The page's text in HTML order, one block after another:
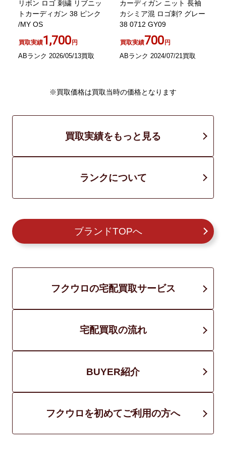
リボン ロゴ 刺繍 リブニッ
トカーディガン 38 ピンク
/MY OS
買取実績1,700円
ABランク 2026/05/13買取
カーディガン ニット 長袖
カシミア混 ロゴ刺? グレー
38 0712 GY09
買取実績700円
ABランク 2024/07/21買取
※買取価格は買取当時の価格となります
買取実績をもっと見る
ランクについて
ブランドTOPへ
フクウロの宅配買取サービス
宅配買取の流れ
BUYER紹介
フクウロを初めてご利用の方へ